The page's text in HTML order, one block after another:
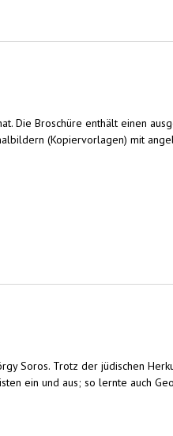
Die Broschüre enthält einen
(Kopiervorlagen) mit
Soros. Trotz der jüdischen
ein und aus; so lernte auch